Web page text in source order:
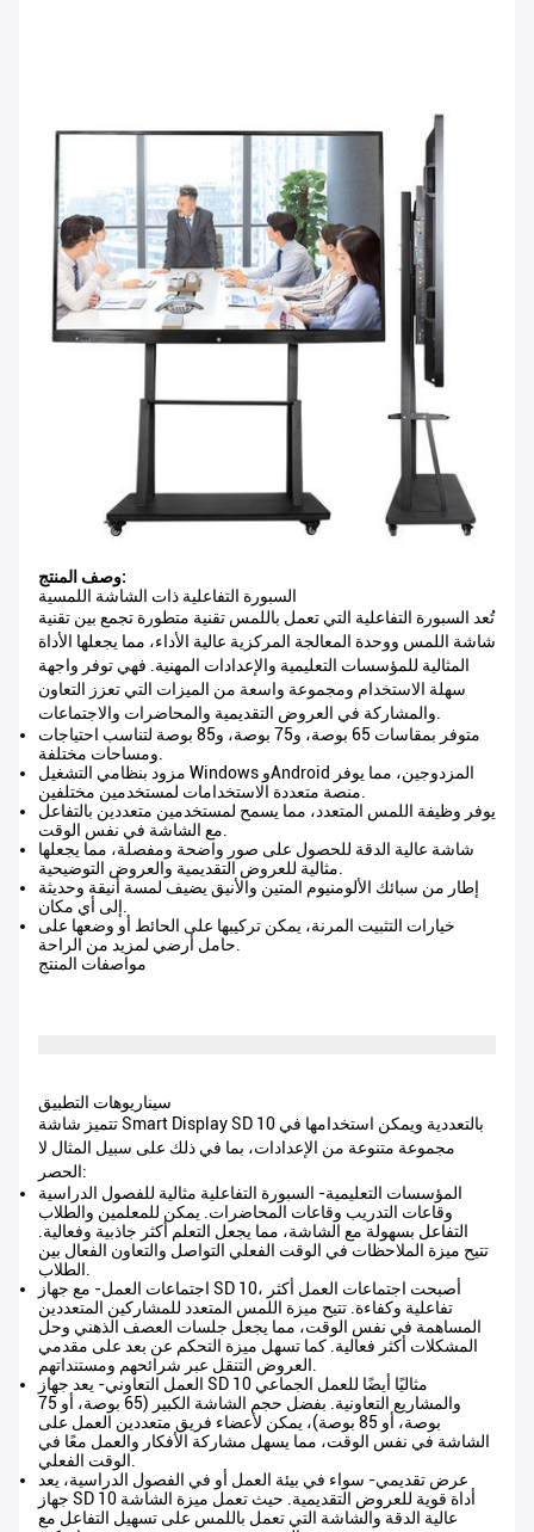
وصف المنتج:
السبورة التفاعلية ذات الشاشة اللمسية
تُعد السبورة التفاعلية التي تعمل باللمس تقنية متطورة تجمع بين تقنية
شاشة اللمس ووحدة المعالجة المركزية عالية الأداء، مما يجعلها الأداة
المثالية للمؤسسات التعليمية والإعدادات المهنية. فهي توفر واجهة
سهلة الاستخدام ومجموعة واسعة من الميزات التي تعزز التعاون
والمشاركة في العروض التقديمية والمحاضرات والاجتماعات.
متوفر بمقاسات 65 بوصة، و75 بوصة، و85 بوصة لتناسب احتياجات
ومساحات مختلفة.
مزود بنظامي التشغيل Windows وAndroid المزدوجين، مما يوفر
منصة متعددة الاستخدامات لمستخدمين مختلفين.
يوفر وظيفة اللمس المتعدد، مما يسمح لمستخدمين متعددين بالتفاعل
مع الشاشة في نفس الوقت.
شاشة عالية الدقة للحصول على صور واضحة ومفصلة، ​​مما يجعلها
مثالية للعروض التقديمية والعروض التوضيحية.
إطار من سبائك الألومنيوم المتين والأنيق يضيف لمسة أنيقة وحديثة
إلى أي مكان.
خيارات التثبيت المرنة، يمكن تركيبها على الحائط أو وضعها على
حامل أرضي لمزيد من الراحة.
مواصفات المنتج
سيناريوهات التطبيق
تتميز شاشة Smart Display SD 10 بالتعددية ويمكن استخدامها في
مجموعة متنوعة من الإعدادات، بما في ذلك على سبيل المثال لا
الحصر:
المؤسسات التعليمية- السبورة التفاعلية مثالية للفصول الدراسية
وقاعات التدريب وقاعات المحاضرات. يمكن للمعلمين والطلاب
التفاعل بسهولة مع الشاشة، مما يجعل التعلم أكثر جاذبية وفعالية.
تتيح ميزة الملاحظات في الوقت الفعلي التواصل والتعاون الفعال بين
الطلاب.
اجتماعات العمل- مع جهاز SD 10، أصبحت اجتماعات العمل أكثر
تفاعلية وكفاءة. تتيح ميزة اللمس المتعدد للمشاركين المتعددين
المساهمة في نفس الوقت، مما يجعل جلسات العصف الذهني وحل
المشكلات أكثر فعالية. كما تسهل ميزة التحكم عن بعد على مقدمي
العروض التنقل عبر شرائحهم ومستنداتهم.
العمل التعاوني- يعد جهاز SD 10 مثاليًا أيضًا للعمل الجماعي
والمشاريع التعاونية. بفضل حجم الشاشة الكبير (65 بوصة، أو 75
بوصة، أو 85 بوصة)، يمكن لأعضاء فريق متعددين العمل على
الشاشة في نفس الوقت، مما يسهل مشاركة الأفكار والعمل معًا في
الوقت الفعلي.
عرض تقديمي- سواء في بيئة العمل أو في الفصول الدراسية، يعد
جهاز SD 10 أداة قوية للعروض التقديمية. حيث تعمل ميزة الشاشة
عالية الدقة والشاشة التي تعمل باللمس على تسهيل التفاعل مع